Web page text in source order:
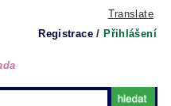
Translate
Registrace / Přihlášení